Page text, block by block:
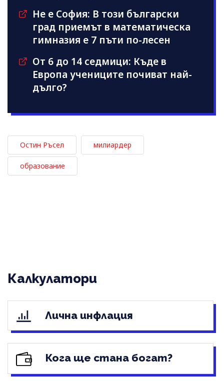
Не е София: В този български
град приемът в математическа
гимназия е 7 пъти по-лесен
От 6 до 14 седмици: Къде в
Европа учениците почиват най-
дълго?
Остин Ръсел милиардер
образование
Калкулатори
Лична инфлация
Кога ще стана богат?